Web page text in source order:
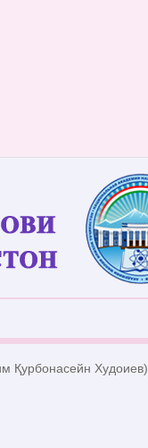
Худоиев)